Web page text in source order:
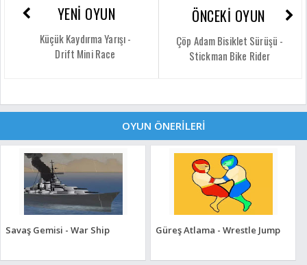
ÖNCEKİ OYUN
Çöp Adam Bisiklet Sürüşü -
Stickman Bike Rider
YENİ OYUN
Küçük Kaydırma Yarışı -
Drift Mini Race
OYUN ÖNERİLERİ
Savaş Gemisi - War Ship Güreş Atlama - Wrestle Jump